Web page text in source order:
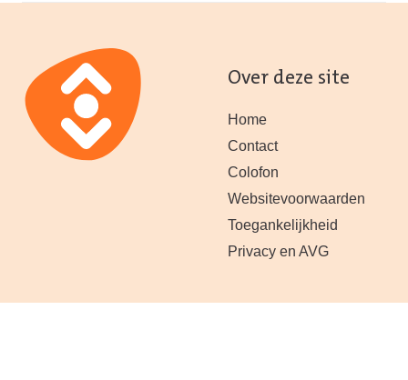
Over deze site
Home
Contact
Colofon
Websitevoorwaarden
Toegankelijkheid
Privacy en AVG